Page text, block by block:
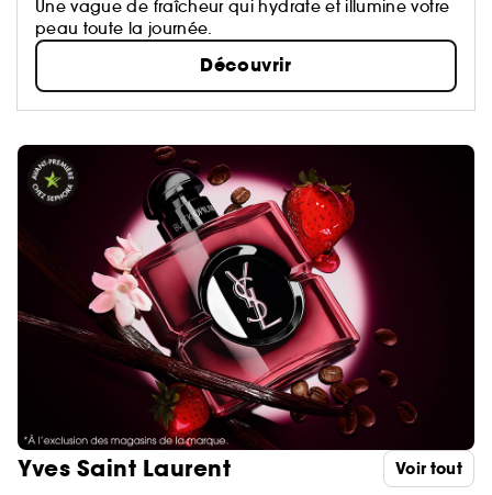
Une vague de fraîcheur qui hydrate et illumine votre
peau toute la journée.
Découvrir
Yves Saint Laurent Voir tout